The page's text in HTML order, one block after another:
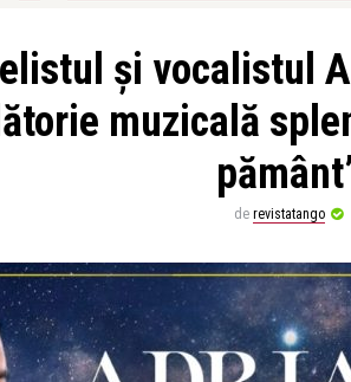
și vocalistul
muzicală
de revistatango